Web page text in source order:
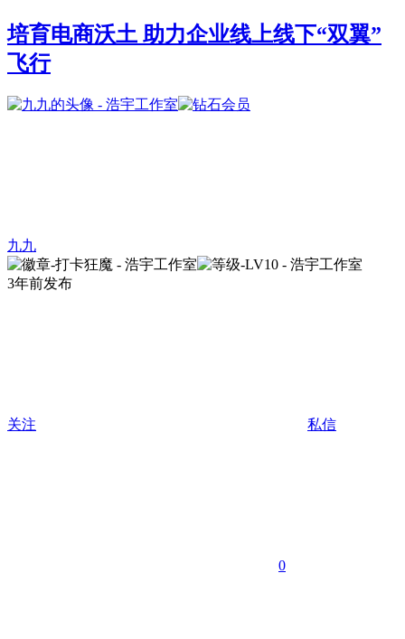
培育电商沃土 助力企业线上线下“双翼”
飞行
九九
3年前发布
关注 私信
0